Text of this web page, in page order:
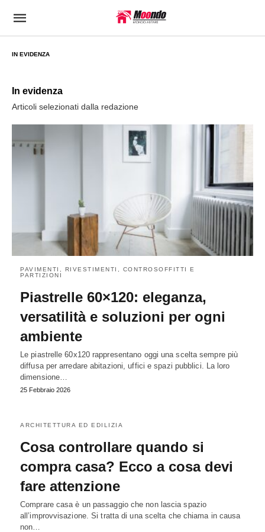
IN EVIDENZA
In evidenza
Articoli selezionati dalla redazione
PAVIMENTI, RIVESTIMENTI, CONTROSOFFITTI E
PARTIZIONI
Piastrelle 60×120: eleganza,
versatilità e soluzioni per ogni
ambiente
Le piastrelle 60x120 rappresentano oggi una scelta sempre più
diffusa per arredare abitazioni, uffici e spazi pubblici. La loro
dimensione…
25 Febbraio 2026
ARCHITETTURA ED EDILIZIA
Cosa controllare quando si
compra casa? Ecco a cosa devi
fare attenzione
Comprare casa è un passaggio che non lascia spazio
all’improvvisazione. Si tratta di una scelta che chiama in causa
non…